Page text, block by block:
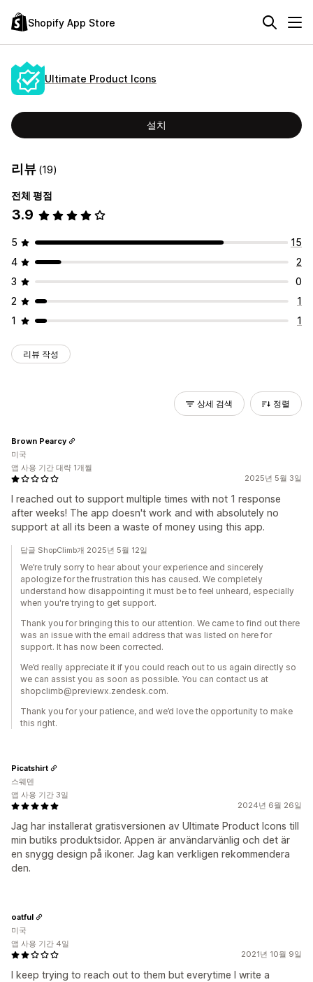
Shopify App Store
Ultimate Product Icons
설치
리뷰 (19)
전체 평점
3.9
5
15
4
2
3
0
2
1
1
1
리뷰 작성
상세 검색 정렬
2025년 5월 3일
I reached out to support multiple times with not 1 response
after weeks! The app doesn't work and with absolutely no
support at all its been a waste of money using this app.
Brown Pearcy
미국
앱 사용 기간 대략 1개월
답글 ShopClimb개 2025년 5월 12일
We’re truly sorry to hear about your experience and sincerely
apologize for the frustration this has caused. We completely
understand how disappointing it must be to feel unheard, especially
when you're trying to get support.
Thank you for bringing this to our attention. We came to find out there
was an issue with the email address that was listed on here for
support. It has now been corrected.
We’d really appreciate it if you could reach out to us again directly so
we can assist you as soon as possible. You can contact us at
shopclimb@previewx.zendesk.com.
Thank you for your patience, and we’d love the opportunity to make
this right.
2024년 6월 26일
Jag har installerat gratisversionen av Ultimate Product Icons till
min butiks produktsidor. Appen är användarvänlig och det är
en snygg design på ikoner. Jag kan verkligen rekommendera
den.
Picatshirt
스웨덴
앱 사용 기간 3일
2021년 10월 9일
I keep trying to reach out to them but everytime I write a
oatful
미국
앱 사용 기간 4일